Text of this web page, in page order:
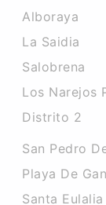
Alboraya
La Saidia
Salobrena
Los Narejos
Distrito 2
San Pedro
Playa De
Santa